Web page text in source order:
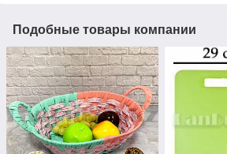
Подобные товары компании